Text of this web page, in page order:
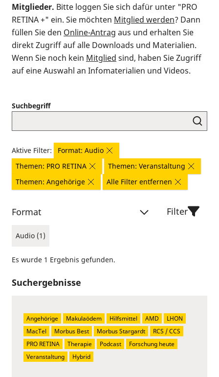
Mitglieder. Bitte loggen Sie sich dafür unter "PRO
RETINA +" ein. Sie möchten Mitglied werden? Dann
füllen Sie den Online-Antrag aus und erhalten Sie
direkt Zugriff auf alle Downloads und Materialien.
Wenn Sie noch kein Mitglied sind, haben Sie Zugriff
auf eine Auswahl an Infomaterialien und Videos.
Suchbegriff
Aktive Filter:
Format: Audio
Themen: PRO RETINA
Themen: Veranstaltung
Themen: Angehörige
Alle Filter entfernen
Format
Audio (1)
Filter
Es wurde 1 Ergebnis gefunden.
Suchergebnisse
Angehörige Makulaödem Hilfsmittel AMD
LHON
MacTel
Morbus Best Morbus Stargardt
RCS / CCS
PRO RETINA
Therapie Podcast
Forschung heute
Veranstaltung
Hybrid